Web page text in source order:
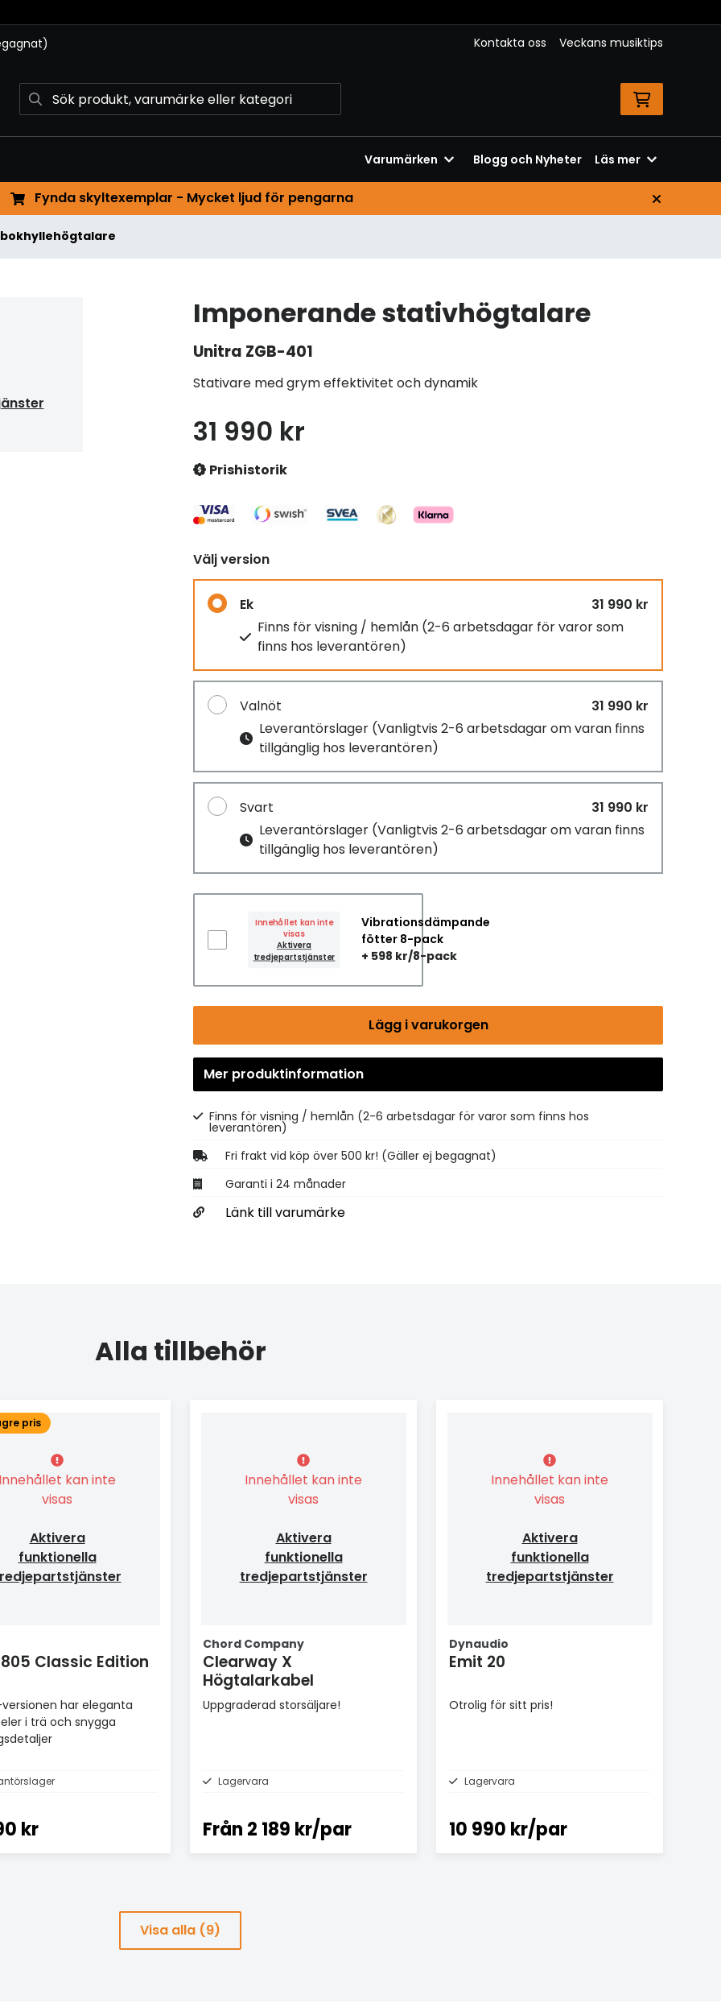
Kontakta oss Veckans musiktips
Varumärken Blogg och Nyheter Läs mer
Fynda skyltexemplar - Mycket ljud för pengarna
Imponerande stativhögtalare
Unitra ZGB-401
Stativare med grym effektivitet och dynamik
31 990 kr
Prishistorik
Välj version
Ek
31 990 kr
Finns för visning / hemlån (2-6 arbetsdagar för varor som
finns hos leverantören)
Valnöt
31 990 kr
Leverantörslager (Vanligtvis 2-6 arbetsdagar om varan finns
tillgänglig hos leverantören)
Svart
31 990 kr
Leverantörslager (Vanligtvis 2-6 arbetsdagar om varan finns
tillgänglig hos leverantören)
Innehållet kan inte
visas
Aktivera
tredjepartstjänster
Vibrationsdämpande
fötter 8-pack
+ 598 kr/8-pack
Lägg i varukorgen
Mer produktinformation
Finns för visning / hemlån (2-6 arbetsdagar för varor som finns hos
leverantören)
Fri frakt vid köp över 500 kr! (Gäller ej begagnat)
Garanti i 24 månader
Länk till varumärke
Alla tillbehör
pris
Innehållet kan inte
visas
Aktivera
funktionella
Classic Edition
har eleganta
i trä och snygga
kr
Innehållet kan inte
visas
Aktivera
funktionella
tredjepartstjänster
Chord Company
Clearway X
Högtalarkabel
Uppgraderad storsäljare!
Lagervara
Från 2 189 kr/par
Innehållet kan inte
visas
Aktivera
funktionella
tredjepartstjänster
Dynaudio
Emit 20
Otrolig för sitt pris!
Lagervara
10 990 kr/par
Visa alla (9)